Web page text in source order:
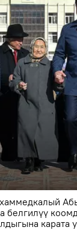
белгилүү
карата